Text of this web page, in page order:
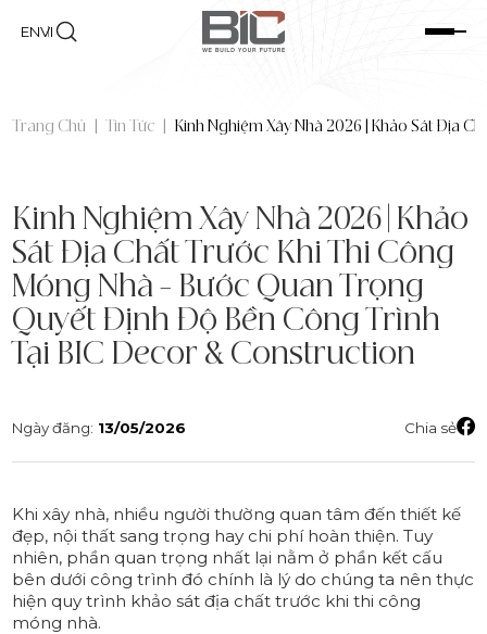
ENVI
Trang Chủ Tin Tức Kinh Nghiệm Xây Nhà 2026 | Khảo Sát Địa
Kinh Nghiệm Xây Nhà 2026 | Khảo
Sát Địa Chất Trước Khi Thi Công
Móng Nhà – Bước Quan Trọng
Quyết Định Độ Bền Công Trình
Tại BIC Decor & Construction
Ngày đăng: 13/05/2026 Chia sẻ
Khi xây nhà, nhiều người thường quan tâm đến thiết kế
đẹp, nội thất sang trọng hay chi phí hoàn thiện. Tuy
nhiên, phần quan trọng nhất lại nằm ở phần kết cấu
bên dưới công trình đó chính là lý do chúng ta nên thực
hiện quy trình khảo sát địa chất trước khi thi công
móng nhà.